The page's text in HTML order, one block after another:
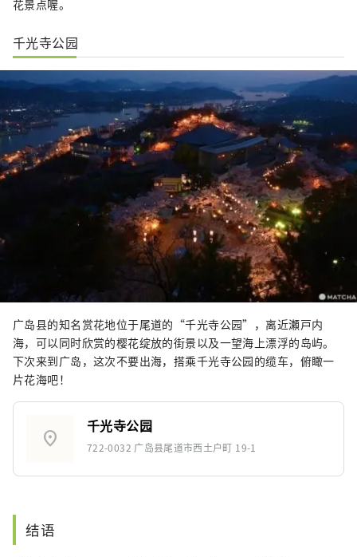
花景点喔。
千光寺公园
广岛县的知名赏花地位于尾道的“千光寺公园”，离近瀬戸内
海，可以同时欣赏的樱花绽放的街景以及一望海上漂浮的岛屿。
下次来到广岛，这次不要出海，搭乘千光寺公园的缆车，俯瞰一
片花海吧！
location_on
千光寺公园
722-0032 广岛县尾道市西土户町 19-1
结语